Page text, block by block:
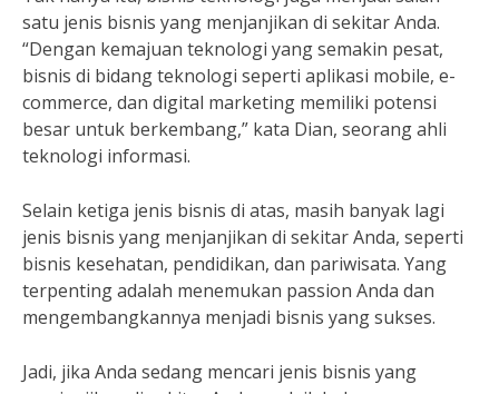
satu jenis bisnis yang menjanjikan di sekitar Anda.
“Dengan kemajuan teknologi yang semakin pesat,
bisnis di bidang teknologi seperti aplikasi mobile, e-
commerce, dan digital marketing memiliki potensi
besar untuk berkembang,” kata Dian, seorang ahli
teknologi informasi.
Selain ketiga jenis bisnis di atas, masih banyak lagi
jenis bisnis yang menjanjikan di sekitar Anda, seperti
bisnis kesehatan, pendidikan, dan pariwisata. Yang
terpenting adalah menemukan passion Anda dan
mengembangkannya menjadi bisnis yang sukses.
Jadi, jika Anda sedang mencari jenis bisnis yang